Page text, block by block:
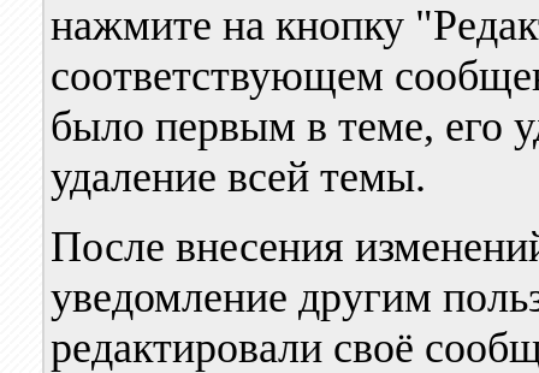
нажмите на кнопку
соответствующем
было первым в теме, его
удаление всей темы.
После внесения
уведомление другим
редактировали своё